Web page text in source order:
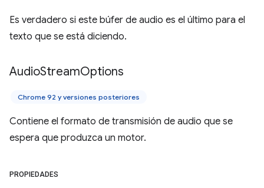
Es verdadero si este búfer de audio es el último para el
texto que se está diciendo.
AudioStreamOptions
Chrome 92 y versiones posteriores
Contiene el formato de transmisión de audio que se
espera que produzca un motor.
PROPIEDADES